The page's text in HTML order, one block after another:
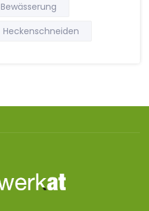
Bewässerung
Heckenschneiden